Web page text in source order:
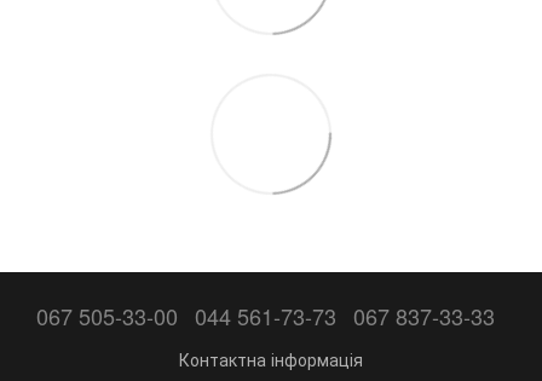
067 505-33-00 044 561-73-73 067 837-33-33
Контактна інформація